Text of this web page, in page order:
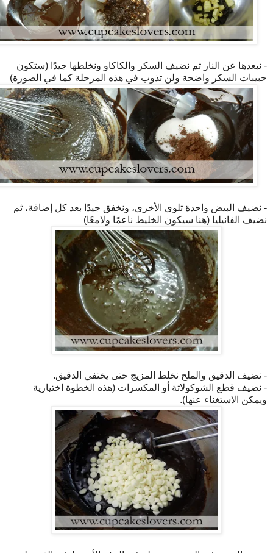
- نبعدها عن النار ثم نضيف السكر والكاكاو ونخلطها جيدًا (ستكون
حبيبات السكر واضحة ولن تذوب في هذه المرحلة كما في الصورة)
- نضيف البيض واحدة تلوى الأخرى، ونخفق جيدًا بعد كل إضافة، ثم
نضيف الفانيليا (هنا سيكون الخليط ناعمًا ولامعًا)
- نضيف الدقيق والملح نخلط المزيج حتى يختفي الدقيق.
- نضيف قطع الشوكولاتة أو المكسرات (هذه الخطوة اختيارية
ويمكن الاستغناء عنها).